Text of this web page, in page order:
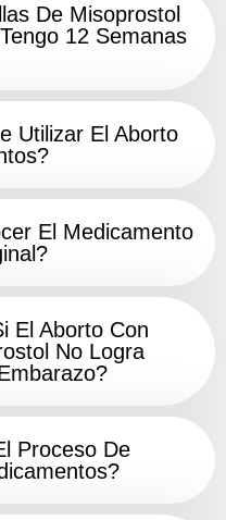
De Misoprostol
12 Semanas
Utilizar El Aborto
El Medicamento
El Aborto Con
No Logra
Proceso De